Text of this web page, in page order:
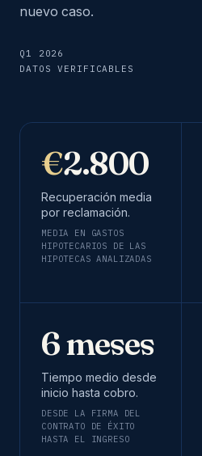
nuevo caso.
Q1 2026
DATOS VERIFICABLES
€2.800
Recuperación media
por reclamación.
MEDIA EN GASTOS
HIPOTECARIOS DE LAS
HIPOTECAS ANALIZADAS
6 meses
Tiempo medio desde
inicio hasta cobro.
DESDE LA FIRMA DEL
CONTRATO DE ÉXITO
HASTA EL INGRESO